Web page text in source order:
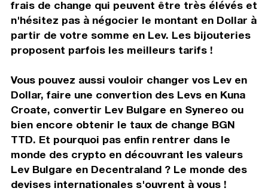
frais de change qui peuvent être très élévés et
n'hésitez pas à négocier le montant en Dollar à
partir de votre somme en Lev. Les bijouteries
proposent parfois les meilleurs tarifs !
Vous pouvez aussi vouloir changer vos Lev en
Dollar, faire une convertion des Levs en Kuna
Croate, convertir Lev Bulgare en Synereo ou
bien encore obtenir le taux de change BGN
TTD. Et pourquoi pas enfin rentrer dans le
monde des crypto en découvrant les valeurs
Lev Bulgare en Decentraland ? Le monde des
devises internationales s'ouvrent à vous !